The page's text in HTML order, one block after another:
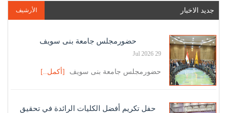
جديد الاخبار الأرشيف
حضورمجلس جامعة بنى سويف
29 Jul 2026
حضورمجلس جامعة بنى سويف [أكمل..]
حفل تكريم أفضل الكليات الرائدة في تحقيق